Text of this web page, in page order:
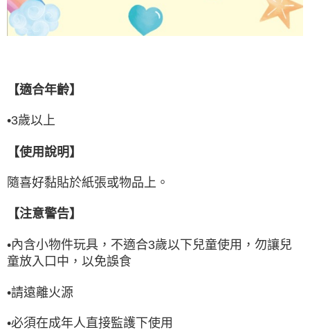
【適合年齡】
•3歲以上
【使用說明】
隨喜好黏貼於紙張或物品上。
【注意警告】
•內含小物件玩具，不適合3歲以下兒童使用，勿讓兒
童放入口中，以免誤食
•請遠離火源
•必須在成年人直接監護下使用